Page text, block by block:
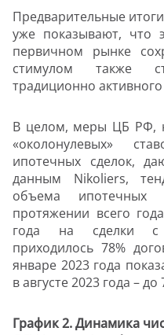
Предварительные
уже показывают, что
первичном рынке
стимулом также
традиционно
В целом, меры ЦБ РФ,
«околонулевых»
ипотечных сделок,
данным Nikoliers,
объема ипотечных
протяжении всего
года на сделки с
приходилось 78%
январе 2023 года
в августе 2023 года – до
График 2. Динамика